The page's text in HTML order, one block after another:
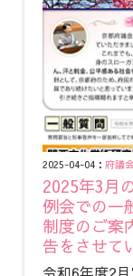
2025-04-04：府議
2025年3月
例会での一
制度のご案
告をさせて